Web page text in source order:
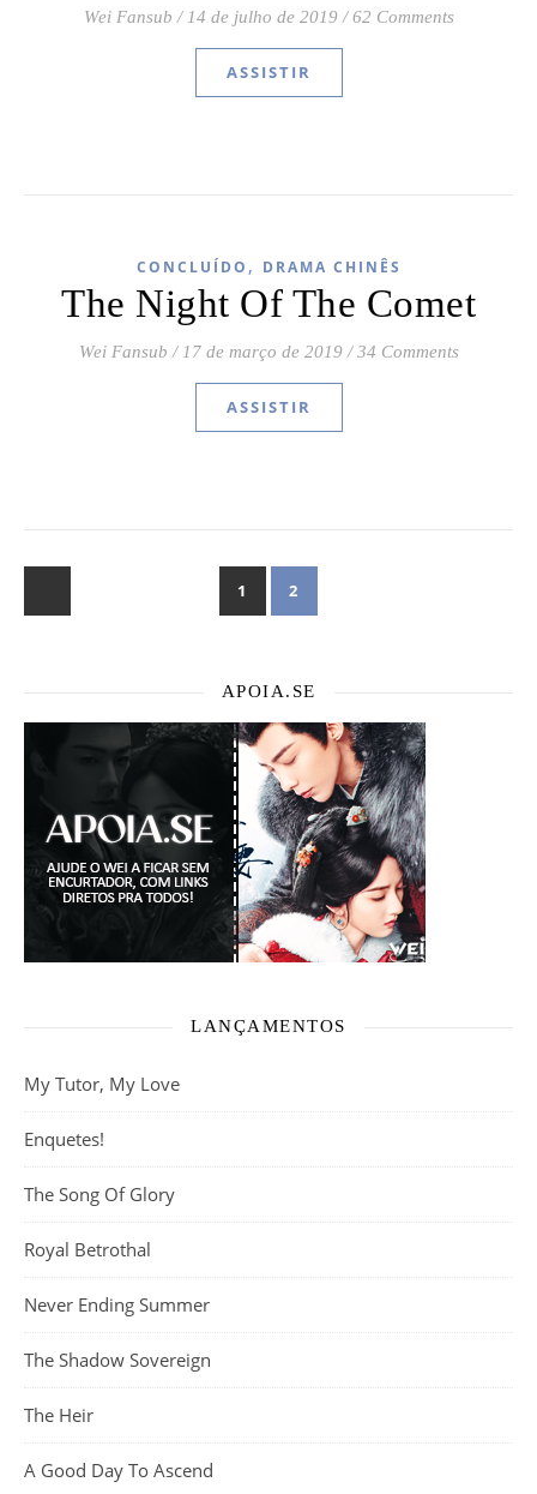
Wei Fansub / 14 de julho de 2019 / 62 Comments
ASSISTIR
CONCLUÍDO , DRAMA CHINÊS
The Night Of The Comet
Wei Fansub / 17 de março de 2019 / 34 Comments
ASSISTIR
1 2
APOIA.SE
LANÇAMENTOS
My Tutor, My Love
Enquetes!
The Song Of Glory
Royal Betrothal
Never Ending Summer
The Shadow Sovereign
The Heir
A Good Day To Ascend